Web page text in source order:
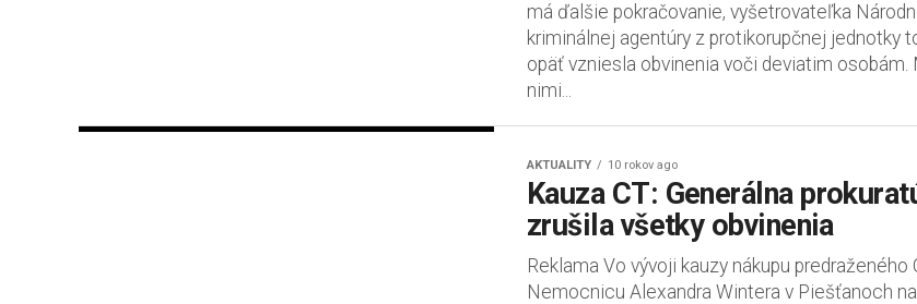
má ďalšie pokračovanie, vyšetrovateľka
kriminálnej agentúry z protikorupčnej jednotky
opäť vzniesla obvinenia voči deviatim osobám.
nimi...
AKTUALITY 10 rokov ago
Kauza CT: Generálna
zrušila všetky obvinenia
Reklama Vo vývoji kauzy nákupu predraženého
Nemocnicu Alexandra Wintera v Piešťanoch